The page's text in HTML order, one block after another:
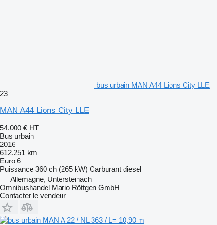
bus urbain MAN A44 Lions City LLE
23
MAN A44 Lions City LLE
54.000 € HT
Bus urbain
2016
612.251 km
Euro 6
Puissance 360 ch (265 kW) Carburant diesel
Allemagne, Untersteinach
Omnibushandel Mario Röttgen GmbH
Contacter le vendeur